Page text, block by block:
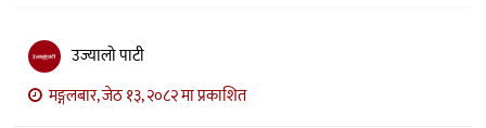
अन्तर्वार्ता
मनोरञ्जन
उज्यालो पाटी
मङ्गलबार, जेठ १३, २०८२ मा प्रकाशित